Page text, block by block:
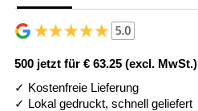
500 jetzt für € 63.25 (excl. MwSt.)
✓ Kostenfreie Lieferung
✓ Lokal gedruckt, schnell geliefert